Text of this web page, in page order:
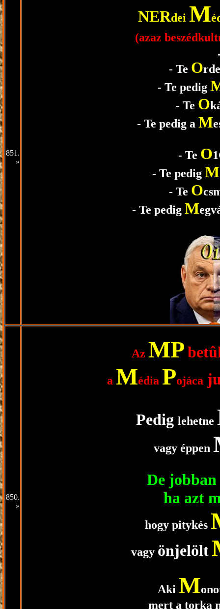
851.
»
NERdei M
(azaz
- Te O
- Te pedig
- Te O
- Te pedig a M
- Te O
- Te pedig M
- Te O
- Te pedig M
850.
»
Az MP
a Média Pojáca
Pedig lehetne
vagy éppen
De jobban
ha azt
hogy pitykés
vagy önjelölt
Aki M
mert a torka